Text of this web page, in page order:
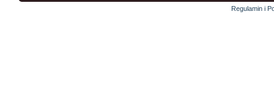
Regulamin i